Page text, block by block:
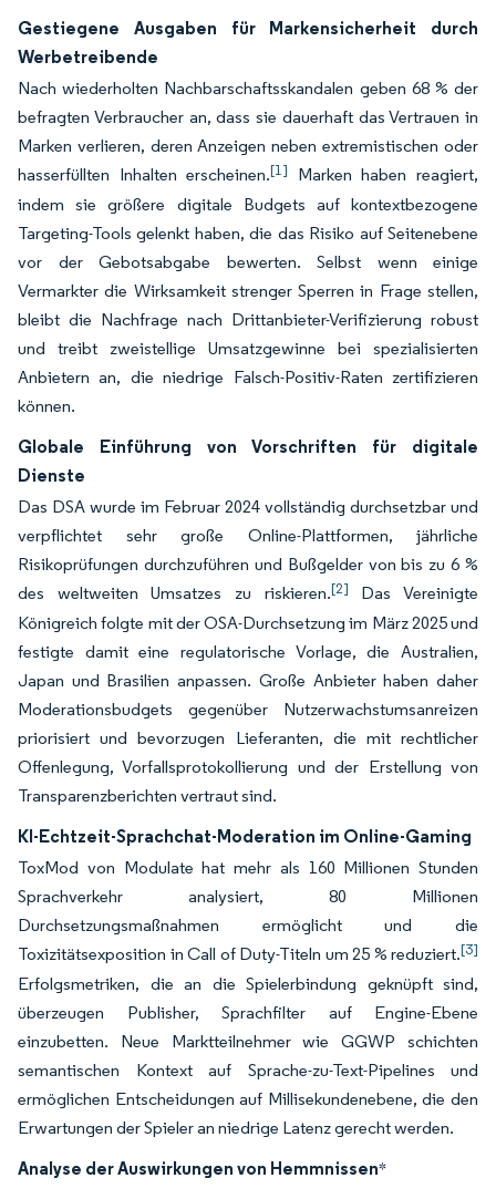
Gestiegene Ausgaben für Markensicherheit durch
Werbetreibende
Nach wiederholten Nachbarschaftsskandalen geben 68 % der
befragten Verbraucher an, dass sie dauerhaft das Vertrauen in
Marken verlieren, deren Anzeigen neben extremistischen oder
hasserfüllten Inhalten erscheinen.[1]
Marken haben reagiert,
indem sie größere digitale Budgets auf kontextbezogene
Targeting-Tools gelenkt haben, die das Risiko auf Seitenebene
vor der Gebotsabgabe bewerten. Selbst wenn einige
Vermarkter die Wirksamkeit strenger Sperren in Frage stellen,
bleibt die Nachfrage nach Drittanbieter-Verifizierung robust
und treibt zweistellige Umsatzgewinne bei spezialisierten
Anbietern an, die niedrige Falsch-Positiv-Raten zertifizieren
können.
Globale Einführung von Vorschriften für digitale
Dienste
Das DSA wurde im Februar 2024 vollständig durchsetzbar und
verpflichtet sehr große Online-Plattformen, jährliche
Risikoprüfungen durchzuführen und Bußgelder von bis zu 6 %
des weltweiten Umsatzes zu riskieren.[2] Das Vereinigte
Königreich folgte mit der OSA-Durchsetzung im März 2025 und
festigte damit eine regulatorische Vorlage, die Australien,
Japan und Brasilien anpassen. Große Anbieter haben daher
Moderationsbudgets gegenüber Nutzerwachstumsanreizen
priorisiert und bevorzugen Lieferanten, die mit rechtlicher
Offenlegung, Vorfallsprotokollierung und der Erstellung von
Transparenzberichten vertraut sind.
KI-Echtzeit-Sprachchat-Moderation im Online-Gaming
ToxMod von Modulate hat mehr als 160 Millionen Stunden
Sprachverkehr analysiert, 80 Millionen
Durchsetzungsmaßnahmen ermöglicht und die
Toxizitätsexposition in Call of Duty-Titeln um 25 % reduziert.[3]
Erfolgsmetriken, die an die Spielerbindung geknüpft sind,
überzeugen Publisher, Sprachfilter auf Engine-Ebene
einzubetten. Neue Marktteilnehmer wie GGWP schichten
semantischen Kontext auf Sprache-zu-Text-Pipelines und
ermöglichen Entscheidungen auf Millisekundenebene, die den
Erwartungen der Spieler an niedrige Latenz gerecht werden.
Analyse der Auswirkungen von Hemmnissen*